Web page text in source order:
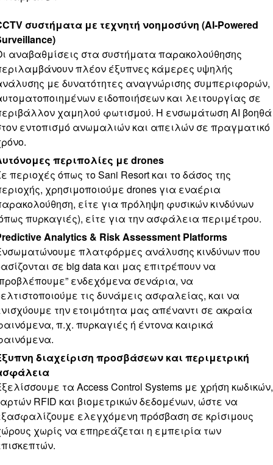
συστήματα με τεχνητή νοημοσύνη (AI-Powered
αναβαθμίσεις στα συστήματα παρακολούθησης
πλέον έξυπνες κάμερες υψηλής
με δυνατότητες αναγνώρισης συμπεριφορών,
ειδοποιήσεων και λειτουργίας σε
χαμηλού φωτισμού. Η ενσωμάτωση AI βοηθά
εντοπισμό ανωμαλιών και απειλών σε πραγματικό
περιπολίες με drones
περιοχές όπως το Sani Resort και το δάσος της
χρησιμοποιούμε drones για εναέρια
είτε για πρόληψη φυσικών κινδύνων
πυρκαγιές), είτε για την ασφάλεια περιμέτρου.
Analytics & Risk Assessment Platforms
πλατφόρμες ανάλυσης κινδύνων που
σε big data και μας επιτρέπουν να
ενδεχόμενα σενάρια, να
τις δυνάμεις ασφαλείας, και να
την ετοιμότητα μας απέναντι σε ακραία
π.χ. πυρκαγιές ή έντονα καιρικά
διαχείριση προσβάσεων και περιμετρική
τα Access Control Systems με χρήση κωδικών,
RFID και βιομετρικών δεδομένων, ώστε να
ελεγχόμενη πρόσβαση σε κρίσιμους
χωρίς να επηρεάζεται η εμπειρία των